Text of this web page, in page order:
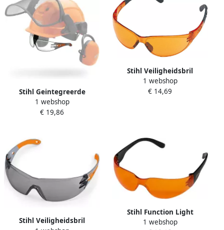
Stihl Geintegreerde
veiligheidsbril |
Integreerbaar 8840182
1 webshop
€ 19,86
Stihl Veiligheidsbril
Dynamic Contrast | oranje
8840364
1 webshop
€ 14,69
Stihl Veiligheidsbril
Stihl Function Light
Veiligheidsbril | Oranje
1 webshop